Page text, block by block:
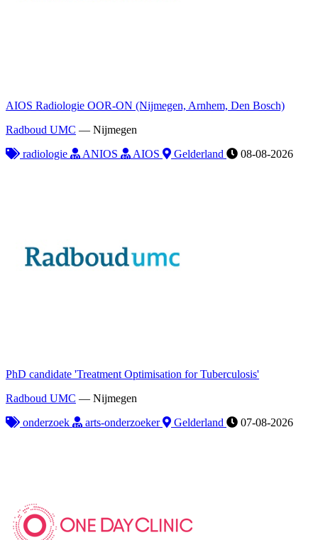
AIOS Radiologie OOR-ON (Nijmegen, Arnhem, Den Bosch)
Radboud UMC — Nijmegen
radiologie
ANIOS AIOS Gelderland 08-08-2026
PhD candidate 'Treatment Optimisation for Tuberculosis'
Radboud UMC — Nijmegen
onderzoek
arts-onderzoeker Gelderland 07-08-2026